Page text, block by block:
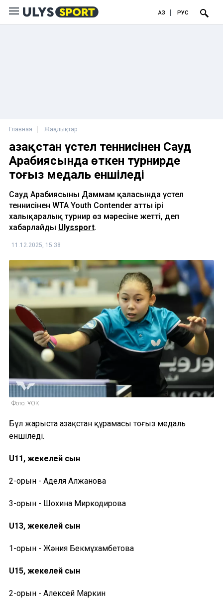
ҚАЗ РУС
Главная Жаңалықтар
Қазақстан үстел теннисінен Сауд
Арабиясында өткен турнирде
тоғыз медаль еншіледі
Сауд Арабиясының Даммам қаласында үстел
теннисінен WTA Youth Contender атты ірі
халықаралық турнир өз мәресіне жетті, деп
хабарлайды Ulyssport.
11.12.2025, 15:38
Фото: ҰОК
Бұл жарыста Қазақстан құрамасы тоғыз медаль
еншіледі.
U11, жекелей сын
2-орын - Аделя Алжанова
3-орын - Шохина Миркодирова
U13, жекелей сын
1-орын - Жәния Бекмұхамбетова
U15, жекелей сын
2-орын - Алексей Маркин